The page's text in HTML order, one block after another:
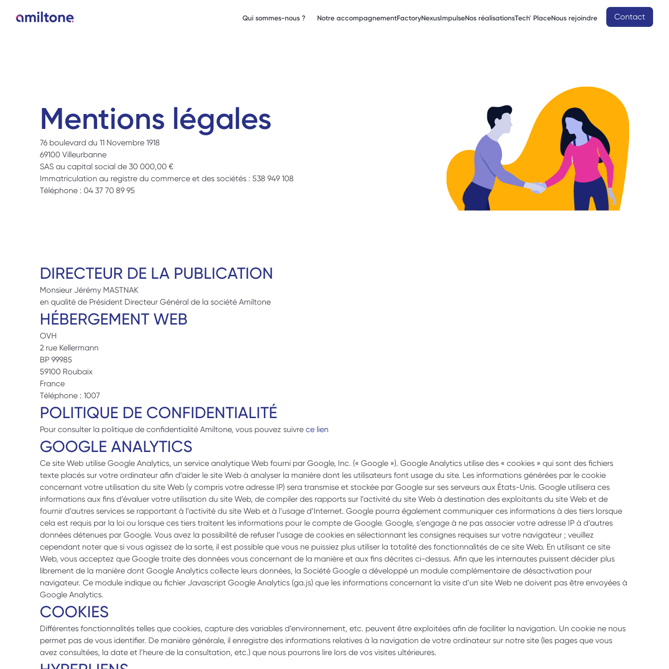
Qui sommes-nous ? Notre accompagnementFactoryNexusImpulseNos réalisationsTech' PlaceNous rejoindre Contact
Mentions légales
76 boulevard du 11 Novembre 1918
69100 Villeurbanne
SAS au capital social de 30 000,00 €
Immatriculation au registre du commerce et des sociétés : 538 949 108
Téléphone : 04 37 70 89 95
DIRECTEUR DE LA PUBLICATION
Monsieur Jérémy MASTNAK
en qualité de Président Directeur Général de la société Amiltone
HÉBERGEMENT WEB
OVH
2 rue Kellermann
BP 99985
59100 Roubaix
France
Téléphone : 1007
POLITIQUE DE CONFIDENTIALITÉ
Pour consulter la politique de confidentialité Amiltone, vous pouvez suivre ce lien
GOOGLE ANALYTICS
Ce site Web utilise Google Analytics, un service analytique Web fourni par Google, Inc. (« Google »). Google Analytics utilise des « cookies » qui sont des fichiers
texte placés sur votre ordinateur afin d’aider le site Web à analyser la manière dont les utilisateurs font usage du site. Les informations générées par le cookie
concernant votre utilisation du site Web (y compris votre adresse IP) sera transmise et stockée par Google sur ses serveurs aux États-Unis. Google utilisera ces
informations aux fins d’évaluer votre utilisation du site Web, de compiler des rapports sur l’activité du site Web à destination des exploitants du site Web et de
fournir d’autres services se rapportant à l’activité du site Web et à l’usage d’Internet. Google pourra également communiquer ces informations à des tiers lorsque
cela est requis par la loi ou lorsque ces tiers traitent les informations pour le compte de Google. Google, s’engage à ne pas associer votre adresse IP à d’autres
données détenues par Google. Vous avez la possibilité de refuser l’usage de cookies en sélectionnant les consignes requises sur votre navigateur ; veuillez
cependant noter que si vous agissez de la sorte, il est possible que vous ne puissiez plus utiliser la totalité des fonctionnalités de ce site Web. En utilisant ce site
Web, vous acceptez que Google traite des données vous concernant de la manière et aux fins décrites ci-dessus. Afin que les internautes puissent décider plus
librement de la manière dont Google Analytics collecte leurs données, la Société Google a développé un module complémentaire de désactivation pour
navigateur. Ce module indique au fichier Javascript Google Analytics (ga.js) que les informations concernant la visite d’un site Web ne doivent pas être envoyées à
Google Analytics.
COOKIES
Différentes fonctionnalités telles que cookies, capture des variables d’environnement, etc. peuvent être exploitées afin de faciliter la navigation. Un cookie ne nous
permet pas de vous identifier. De manière générale, il enregistre des informations relatives à la navigation de votre ordinateur sur notre site (les pages que vous
avez consultées, la date et l’heure de la consultation, etc.) que nous pourrons lire lors de vos visites ultérieures.